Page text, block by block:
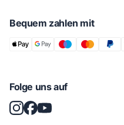
Bequem zahlen mit
Folge uns auf